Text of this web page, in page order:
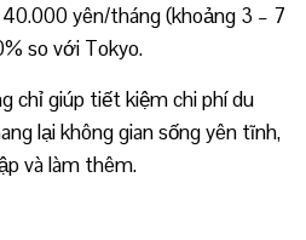
yên/tháng (khoảng 3 – 7
so với Tokyo.
chỉ giúp tiết kiệm chi phí du
lại không gian sống yên tĩnh,
và làm thêm.